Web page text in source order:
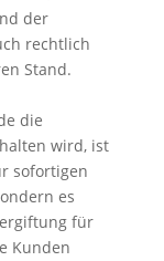
der
rechtlich
Stand.
die
wird, ist
sofortigen
es
für
Kunden